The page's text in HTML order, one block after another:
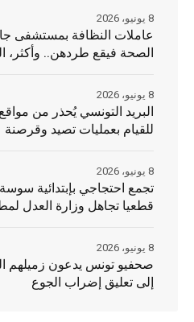
عاملات النظافة بمستشفى
الصحة فيقع طردهن.. وأكثر،
8 يونيو، 2026
البريد التونسي يُحذر من
للقيام بعمليات تصيد وقرصنة
8 يونيو، 2026
تجمع احتجاجي بإبتدائية
قطعيا تجاهل وزارة العدل
8 يونيو، 2026
صحفيو تونس يدعون زميلهم
إلى تعليق إضراب الجوع
8 يونيو، 2026